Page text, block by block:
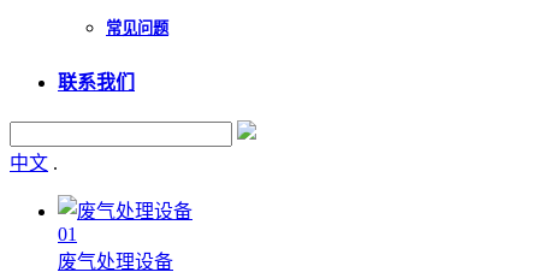
常见问题
联系我们
中文 .
01
废气处理设备